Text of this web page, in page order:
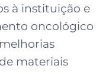
à instituição e
oncológico
materiais